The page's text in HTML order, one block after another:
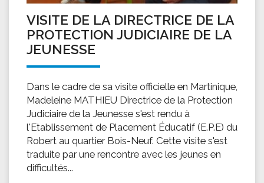
VISITE DE LA DIRECTRICE DE LA
PROTECTION JUDICIAIRE DE LA
JEUNESSE
Dans le cadre de sa visite officielle en Martinique,
Madeleine MATHIEU Directrice de la Protection
Judiciaire de la Jeunesse s'est rendu à
l'Etablissement de Placement Éducatif (E.P.E) du
Robert au quartier Bois-Neuf. Cette visite s'est
traduite par une rencontre avec les jeunes en
difficultés...